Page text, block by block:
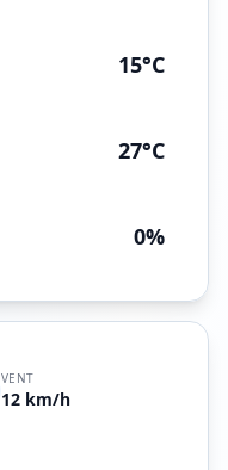
15°C
27°C
0%
VENT
12 km/h